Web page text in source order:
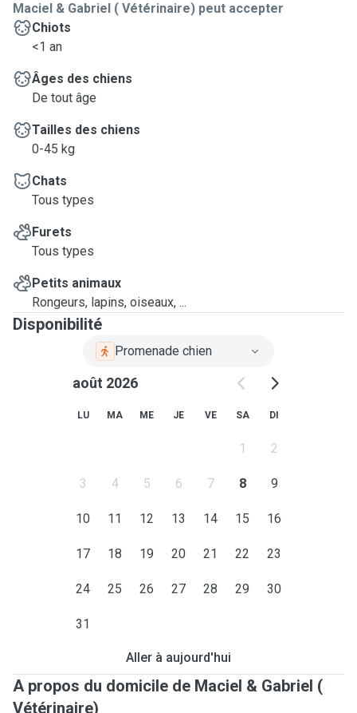
Maciel & Gabriel ( Vétérinaire) peut accepter
Chiots
<1 an
Âges des chiens
De tout âge
Tailles des chiens
0-45 kg
Chats
Tous types
Furets
Tous types
Petits animaux
Rongeurs, lapins, oiseaux, ...
Disponibilité
Promenade chien
août 2026
LU MA ME JE VE SA DI
1 2
3 4 5 6 7 8 9
10 11 12 13 14 15 16
17 18 19 20 21 22 23
24 25 26 27 28 29 30
31
Aller à aujourd'hui
A propos du domicile de Maciel & Gabriel (
Vétérinaire)